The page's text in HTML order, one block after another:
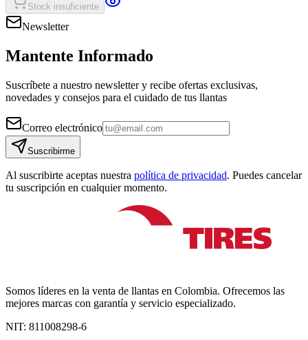
Stock insuficiente
Newsletter
Mantente Informado
Suscríbete a nuestro newsletter y recibe ofertas exclusivas,
novedades y consejos para el cuidado de tus llantas
Correo electrónico
Suscribirme
Al suscribirte aceptas nuestra política de privacidad. Puedes cancelar
tu suscripción en cualquier momento.
Somos líderes en la venta de llantas en Colombia. Ofrecemos las
mejores marcas con garantía y servicio especializado.
NIT: 811008298-6